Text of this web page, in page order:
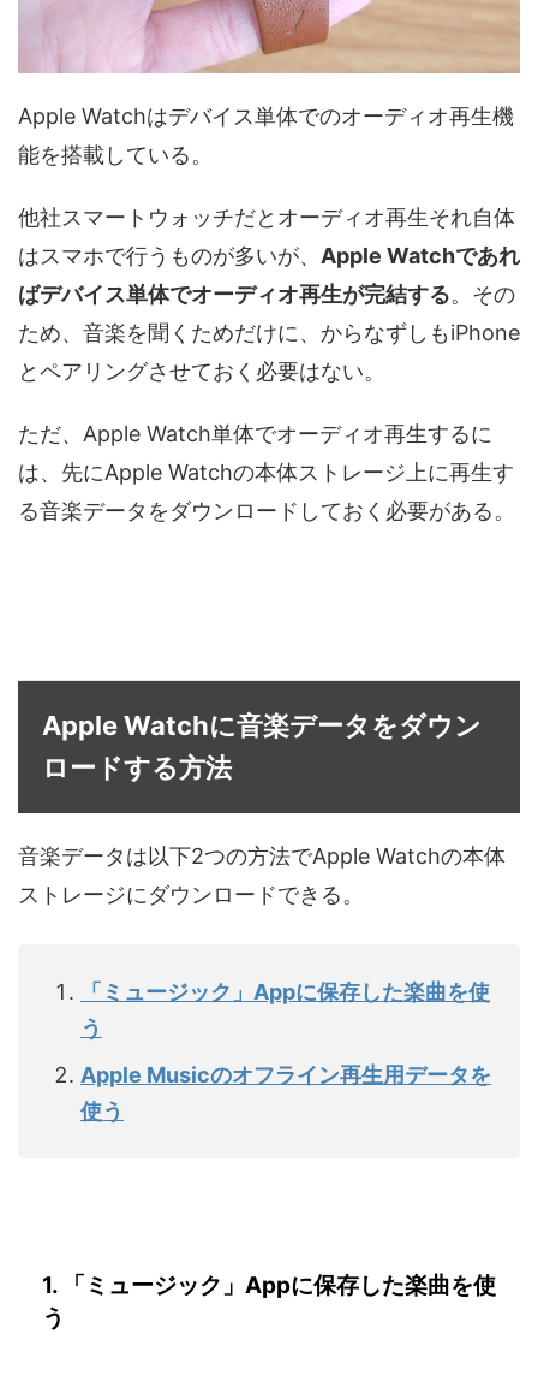
Apple Watchはデバイス単体でのオーディオ再生機
能を搭載している。
他社スマートウォッチだとオーディオ再生それ自体
はスマホで行うものが多いが、 Apple Watchであれ
ばデバイス単体でオーディオ再生が完結する。その
ため、音楽を聞くためだけに、からなずしもiPhone
とペアリングさせておく必要はない。
ただ、Apple Watch単体でオーディオ再生するに
は、先にApple Watchの本体ストレージ上に再生す
る音楽データをダウンロードしておく必要がある。
Apple Watchに音楽データをダウン
ロードする方法
音楽データは以下2つの方法でApple Watchの本体
ストレージにダウンロードできる。
「ミュージック」Appに保存した楽曲を使
う
Apple Musicのオフライン再生用データを
使う
1. 「ミュージック」Appに保存した楽曲を使
う